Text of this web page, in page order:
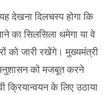
देखना दिलचस्प होगा कि
का सिलसिला थमेगा या वे
को जारी रखेंगे। मुख्यमंत्री
को मजबूत करने
के लिए उठाया